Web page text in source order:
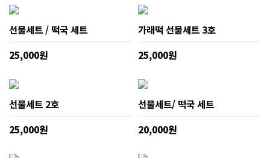
선물세트 / 떡국 세트
25,000원
가래떡 선물세트 3호
25,000원
선물세트 2호
25,000원
선물세트/ 떡국 세트
20,000원